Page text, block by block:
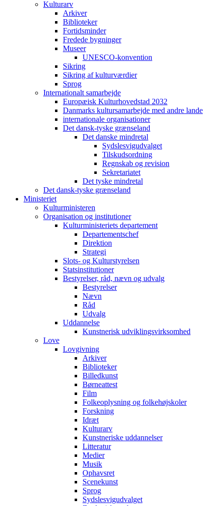
Kulturarv
Arkiver
Biblioteker
Fortidsminder
Fredede bygninger
Museer
UNESCO-konvention
Sikring
Sikring af kulturværdier
Sprog
Internationalt samarbejde
Europæisk Kulturhovedstad 2032
Danmarks kultursamarbejde med andre lande
internationale organisationer
Det dansk-tyske grænseland
Det danske mindretal
Sydslesvigudvalget
Tilskudsordning
Regnskab og revision
Sekretariatet
Det tyske mindretal
Det dansk-tyske grænseland
Ministeriet
Kulturministeren
Organisation og institutioner
Kulturministeriets departement
Departementschef
Direktion
Strategi
Slots- og Kulturstyrelsen
Statsinstitutioner
Bestyrelser, råd, nævn og udvalg
Bestyrelser
Nævn
Råd
Udvalg
Uddannelse
Kunstnerisk udviklingsvirksomhed
Love
Lovgivning
Arkiver
Biblioteker
Billedkunst
Børneattest
Film
Folkeoplysning og folkehøjskoler
Forskning
Idræt
Kulturarv
Kunstneriske uddannelser
Litteratur
Medier
Musik
Ophavsret
Scenekunst
Sprog
Sydslesvigudvalget